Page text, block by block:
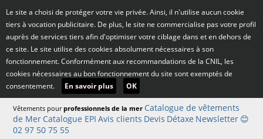
Le site a choisi de protéger votre vie privée. Ainsi, il n'utilise aucun cookie
tiers à vocation publicitaire. De plus, le site ne commercialise pas votre profil
auprès de services tiers afin d'optimiser votre ciblage dans et en dehors de
ce site. Le site utilise des cookies absolument nécessaires à son
fonctionnement. Conformément aux recommandations de la CNIL, les
cookies nécessaires au bon fonctionnement du site sont exemptés de
consentement.
En savoir plus OK
Vêtements pourprofessionnels de la mer Catalogue de vêtements
de Mer Catalogue EPI Avis clients Devis Détaxe Newsletter 😊
02 97 50 75 55